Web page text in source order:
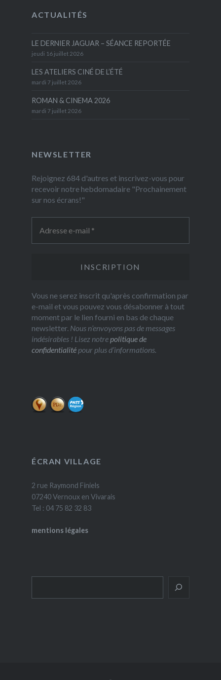
ACTUALITÉS
LE DERNIER JAGUAR – SÉANCE REPORTÉE
jeudi 16 juillet 2026
LES ATELIERS CINÉ DE L’ÉTÉ
mardi 7 juillet 2026
ROMAN & CINEMA 2026
mardi 7 juillet 2026
NEWSLETTER
Rejoignez 684 d'autres et inscrivez-vous pour
recevoir notre hebdomadaire "Prochainement
sur nos écrans!"
Vous ne serez inscrit qu'après confirmation par
e-mail et vous pouvez vous désabonner à tout
moment par le lien fourni en bas de chaque
newsletter. Nous n’envoyons pas de messages
indésirables ! Lisez notrepolitique de
confidentialitépour plus d’informations.
ÉCRAN VILLAGE
2 rue Raymond Finiels
07240 Vernoux en Vivarais
Tel : 04 75 82 32 83
mentions légales